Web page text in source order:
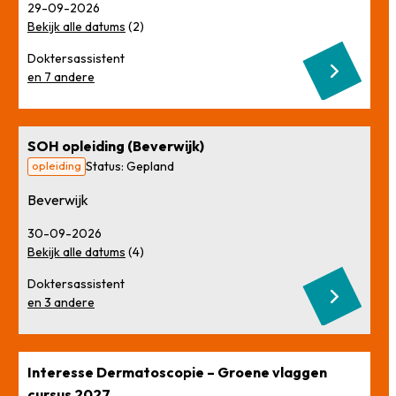
Interesse Dermatoscopie – Groene vlaggen
29-09-2026
Bekijk alle datums (2)
Doktersassistent
en 7 andere
SOH opleiding (Beverwijk)
opleiding Status: Gepland
Beverwijk
30-09-2026
Bekijk alle datums (4)
Doktersassistent
en 3 andere